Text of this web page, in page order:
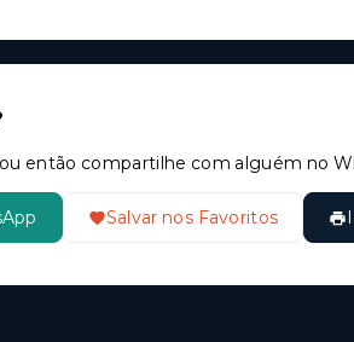
então compartilhe com alguém no
Salvar nos Favoritos